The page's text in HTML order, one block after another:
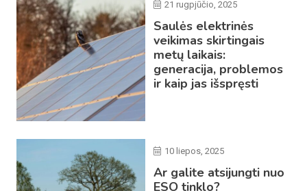
21 rugpjūčio, 2025
Saulės elektrinės
veikimas skirtingais
metų laikais:
generacija, problemos
ir kaip jas išspręsti
10 liepos, 2025
Ar galite atsijungti nuo
ESO tinklo?